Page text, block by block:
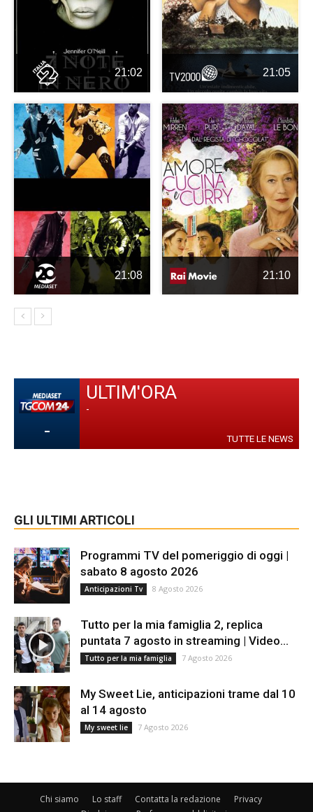
21:02 21:05
21:08 21:10
-
ULTIM'ORA
-
TUTTE LE NEWS
GLI ULTIMI ARTICOLI
Programmi TV del pomeriggio di oggi |
sabato 8 agosto 2026
Anticipazioni Tv 8 Agosto 2026
Tutto per la mia famiglia 2, replica
puntata 7 agosto in streaming | Video...
Tutto per la mia famiglia 7 Agosto 2026
My Sweet Lie, anticipazioni trame dal 10
al 14 agosto
My sweet lie 7 Agosto 2026
Chi siamo Lo staff Contatta la redazione
Privacy